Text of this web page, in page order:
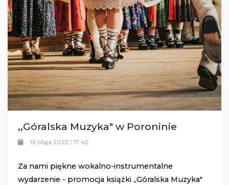
,,Góralska Muzyka" w Poroninie
16 Maja 2022 / 17:42
Za nami piękne wokalno-instrumentalne
wydarzenie - promocja książki ,,Góralska Muzyka"